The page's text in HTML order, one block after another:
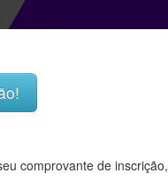
comprovante de inscrição,